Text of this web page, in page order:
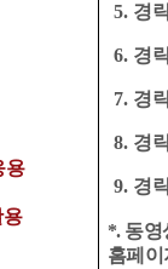
용
용
5. 경
6. 경
7. 경
8. 경
9. 경
*. 동영
홈페